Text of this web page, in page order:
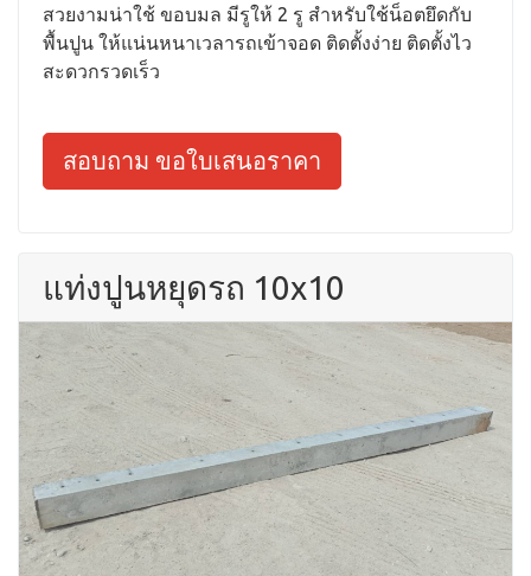
สวยงามน่าใช้ ขอบมล มีรูให้ 2 รู สำหรับใช้น็อตยึดกับ
พื้นปูน ให้แน่นหนาเวลารถเข้าจอด ติดตั้งง่าย ติดตั้งไว
สะดวกรวดเร็ว
สอบถาม ขอใบเสนอราคา
แท่งปูนหยุดรถ 10x10